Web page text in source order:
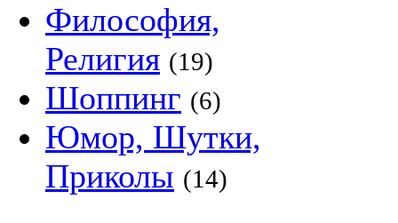
Философия,
Религия (19)
Шоппинг (6)
Юмор, Шутки,
Приколы (14)